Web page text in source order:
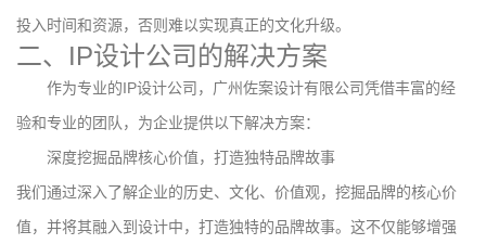
投入时间和资源，否则难以实现真正的文化升级。
二、IP设计公司的解决方案
作为专业的IP设计公司，广州佐案设计有限公司凭借丰富的经
验和专业的团队，为企业提供以下解决方案：
深度挖掘品牌核心价值，打造独特品牌故事
我们通过深入了解企业的历史、文化、价值观，挖掘品牌的核心价
值，并将其融入到设计中，打造独特的品牌故事。这不仅能够增强